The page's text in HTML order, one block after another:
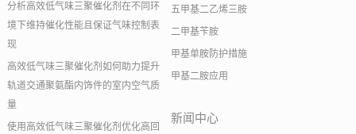
分析高效低气味三聚催化剂在不同环
境下维持催化性能且保证气味控制表
现
高效低气味三聚催化剂如何助力提升
轨道交通聚氨酯内饰件的室内空气质
量
使用高效低气味三聚催化剂优化高回
五甲基二乙烯三胺
二甲基苄胺
甲基单胺防护措施
甲基二胺应用
新闻中心